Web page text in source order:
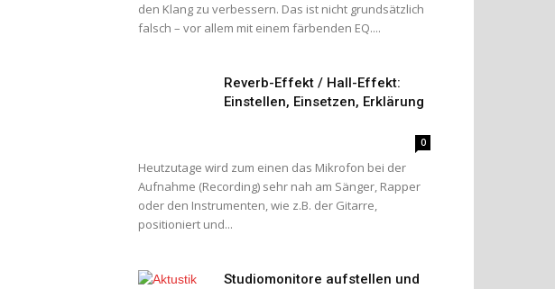
den Klang zu verbessern. Das ist nicht grundsätzlich
falsch – vor allem mit einem färbenden EQ....
Reverb-Effekt / Hall-Effekt:
Einstellen, Einsetzen, Erklärung
0
Heutzutage wird zum einen das Mikrofon bei der
Aufnahme (Recording) sehr nah am Sänger, Rapper
oder den Instrumenten, wie z.B. der Gitarre,
positioniert und...
Studiomonitore aufstellen und